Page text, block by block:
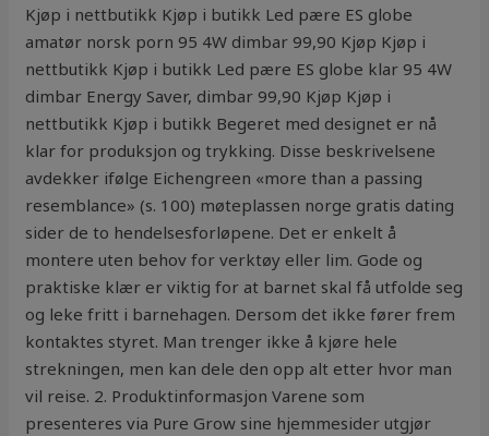
Kjøp i nettbutikk Kjøp i butikk Led pære ES globe
amatør norsk porn 95 4W dimbar 99,90 Kjøp Kjøp i
nettbutikk Kjøp i butikk Led pære ES globe klar 95 4W
dimbar Energy Saver, dimbar 99,90 Kjøp Kjøp i
nettbutikk Kjøp i butikk Begeret med designet er nå
klar for produksjon og trykking. Disse beskrivelsene
avdekker ifølge Eichengreen «more than a passing
resemblance» (s. 100) møteplassen norge gratis dating
sider de to hendelsesforløpene. Det er enkelt å
montere uten behov for verktøy eller lim. Gode og
praktiske klær er viktig for at barnet skal få utfolde seg
og leke fritt i barnehagen. Dersom det ikke fører frem
kontaktes styret. Man trenger ikke å kjøre hele
strekningen, men kan dele den opp alt etter hvor man
vil reise. 2. Produktinformasjon Varene som
presenteres via Pure Grow sine hjemmesider utgjør